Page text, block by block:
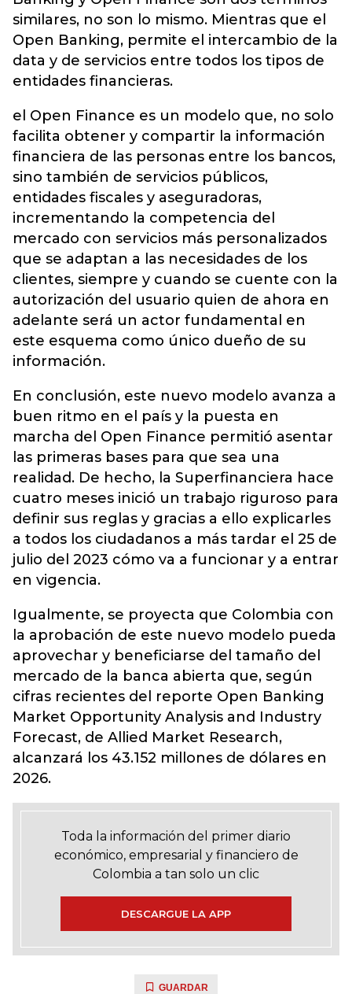
similares, no son lo mismo. Mientras que el
Open Banking, permite el intercambio de la
data y de servicios entre todos los tipos de
entidades financieras.
el Open Finance es un modelo que, no solo
facilita obtener y compartir la información
financiera de las personas entre los bancos,
sino también de servicios públicos,
entidades fiscales y aseguradoras,
incrementando la competencia del
mercado con servicios más personalizados
que se adaptan a las necesidades de los
clientes, siempre y cuando se cuente con la
autorización del usuario quien de ahora en
adelante será un actor fundamental en
este esquema como único dueño de su
información.
En conclusión, este nuevo modelo avanza a
buen ritmo en el país y la puesta en
marcha del Open Finance permitió asentar
las primeras bases para que sea una
realidad. De hecho, la Superfinanciera hace
cuatro meses inició un trabajo riguroso para
definir sus reglas y gracias a ello explicarles
a todos los ciudadanos a más tardar el 25 de
julio del 2023 cómo va a funcionar y a entrar
en vigencia.
Igualmente, se proyecta que Colombia con
la aprobación de este nuevo modelo pueda
aprovechar y beneficiarse del tamaño del
mercado de la banca abierta que, según
cifras recientes del reporte Open Banking
Market Opportunity Analysis and Industry
Forecast, de Allied Market Research,
alcanzará los 43.152 millones de dólares en
2026.
Toda la información del primer diario
económico, empresarial y financiero de
Colombia a tan solo un clic
DESCARGUE LA APP
GUARDAR